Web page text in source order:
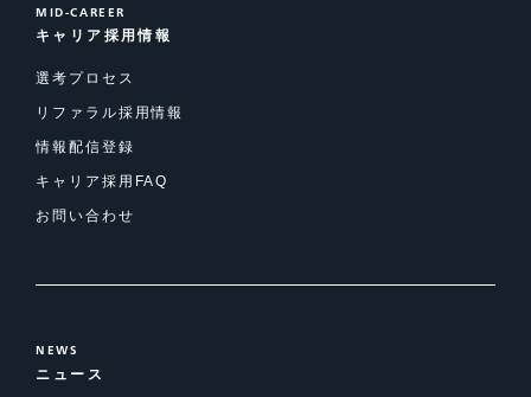
MID-CAREER
キャリア採用情報
選考プロセス
リファラル採用情報
情報配信登録
キャリア採用FAQ
お問い合わせ
NEWS
ニュース